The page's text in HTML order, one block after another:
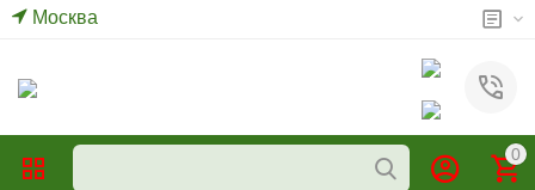
Москва
0